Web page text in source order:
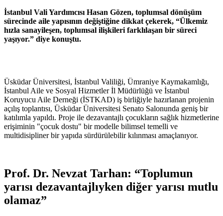
İstanbul Vali Yardımcısı Hasan Gözen, toplumsal dönüşüm
sürecinde aile yapısının değiştiğine dikkat çekerek, “Ülkemiz
hızla sanayileşen, toplumsal ilişkileri farklılaşan bir süreci
yaşıyor.” diye konuştu.
Üsküdar Üniversitesi, İstanbul Valiliği, Ümraniye Kaymakamlığı,
İstanbul Aile ve Sosyal Hizmetler İl Müdürlüğü ve İstanbul
Koruyucu Aile Derneği (İSTKAD) iş birliğiyle hazırlanan projenin
açılış toplantısı, Üsküdar Üniversitesi Senato Salonunda geniş bir
katılımla yapıldı. Proje ile dezavantajlı çocukların sağlık hizmetlerine
erişiminin "çocuk dostu" bir modelle bilimsel temelli ve
multidisipliner bir yapıda sürdürülebilir kılınması amaçlanıyor.
Prof. Dr. Nevzat Tarhan: “Toplumun
yarısı dezavantajlıyken diğer yarısı mutlu
olamaz”